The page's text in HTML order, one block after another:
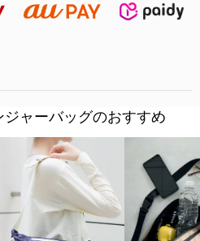
ャーバッグのおすすめ